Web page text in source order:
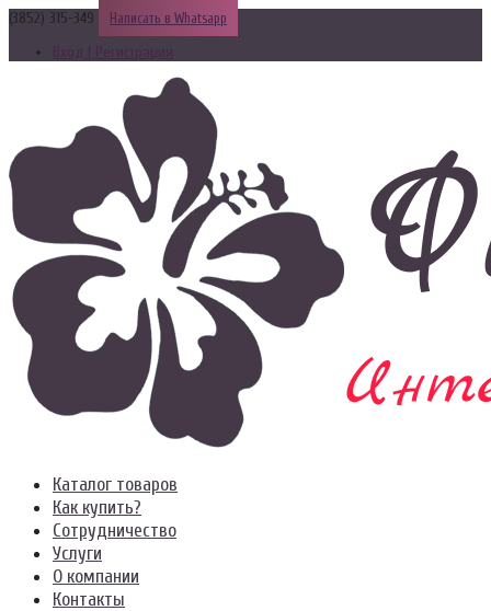
(3852) 315-349 Написать в Whatsapp
Вход | Регистрация
Каталог товаров
Как купить?
Сотрудничество
Услуги
О компании
Контакты